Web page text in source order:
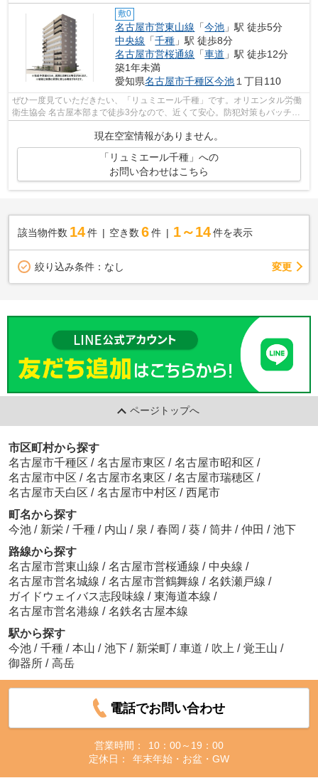
敷0
名古屋市営東山線 「今池 」駅 徒歩5分
中央線 「千種 」駅 徒歩8分
名古屋市営桜通線 「車道 」駅 徒歩12分
築1年未満
愛知県名古屋市千種区今池 １丁目110
ぜひ一度見ていただきたい、「リュミエール千種」です。オリエンタル労働
衛生協会 名古屋本部まで徒歩3分なので、近くて安心。防犯対策もバッチリ
なマンションタイプの物件です。10階...
現在空室情報がありません。
「リュミエール千種」への
お問い合わせはこちら
該当物件数 14件 空き数 6 件 1～14 件を表示
絞り込み条件： なし 変更
ページトップへ
市区町村から探す
名古屋市千種区 / 名古屋市東区 / 名古屋市昭和区 /
名古屋市中区 / 名古屋市名東区 / 名古屋市瑞穂区 /
名古屋市天白区 / 名古屋市中村区 / 西尾市
町名から探す
今池 / 新栄 / 千種 / 内山 / 泉 / 春岡 / 葵 / 筒井 / 仲田 / 池下
路線から探す
名古屋市営東山線 / 名古屋市営桜通線 / 中央線 /
名古屋市営名城線 / 名古屋市営鶴舞線 / 名鉄瀬戸線 /
ガイドウェイバス志段味線 / 東海道本線 /
名古屋市営名港線 / 名鉄名古屋本線
駅から探す
今池 / 千種 / 本山 / 池下 / 新栄町 / 車道 / 吹上 / 覚王山 /
御器所 / 高岳
電話でお問い合わせ
営業時間：
10：00～19：00
定休日：
年末年始・お盆・GW